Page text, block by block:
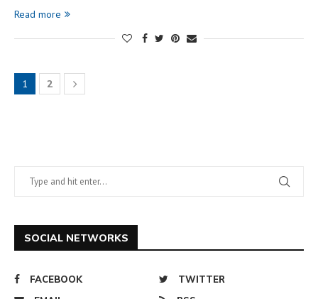
Read more
1 2
SOCIAL NETWORKS
FACEBOOK
TWITTER